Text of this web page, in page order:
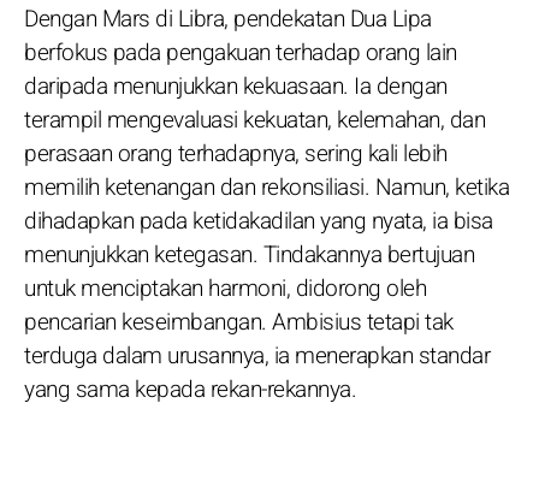
Dengan Mars di Libra, pendekatan Dua Lipa
berfokus pada pengakuan terhadap orang lain
daripada menunjukkan kekuasaan. Ia dengan
terampil mengevaluasi kekuatan, kelemahan, dan
perasaan orang terhadapnya, sering kali lebih
memilih ketenangan dan rekonsiliasi. Namun, ketika
dihadapkan pada ketidakadilan yang nyata, ia bisa
menunjukkan ketegasan. Tindakannya bertujuan
untuk menciptakan harmoni, didorong oleh
pencarian keseimbangan. Ambisius tetapi tak
terduga dalam urusannya, ia menerapkan standar
yang sama kepada rekan-rekannya.